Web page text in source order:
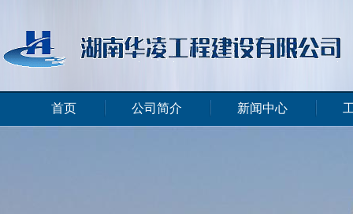
首页 公司简介 新闻中心